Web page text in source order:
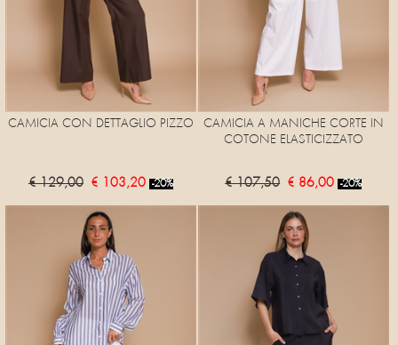
CAMICIA CON DETTAGLIO PIZZO
€ 129,00 € 103,20 -20%
CAMICIA A MANICHE CORTE IN
COTONE ELASTICIZZATO
€ 107,50 € 86,00 -20%